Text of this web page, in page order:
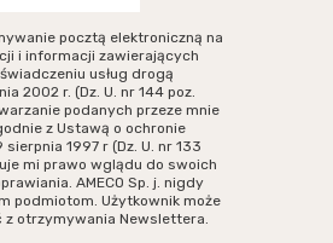
pocztą elektroniczną na
i informacji zawierających
usług drogą
2002 r. (Dz. U. nr 144 poz.
podanych przeze mnie
z Ustawą o ochronie
1997 r (Dz. U. nr 133
mi prawo wglądu do swoich
AMECO Sp. j. nigdy
podmiotom. Użytkownik może
otrzymywania Newslettera.